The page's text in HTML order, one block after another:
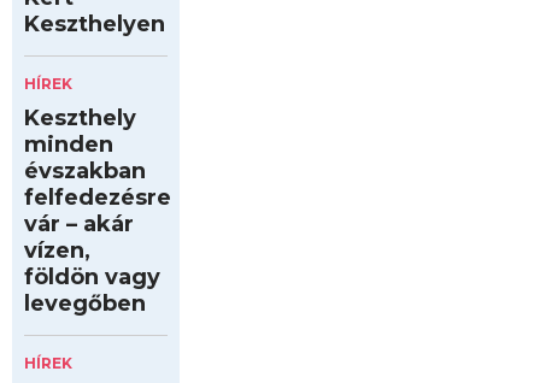
Keszthelyen
HÍREK
Keszthely
minden
évszakban
felfedezésre
vár – akár
vízen,
földön vagy
levegőben
HÍREK